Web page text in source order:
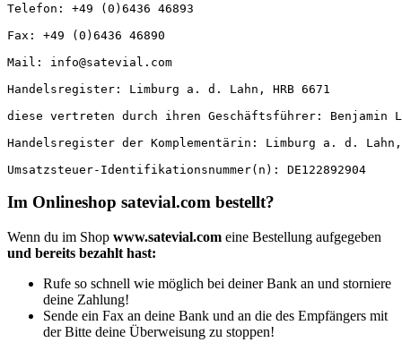
Telefon: +49 (0)6436 46893
Fax: +49 (0)6436 46890
Mail: info@satevial.com
Handelsregister: Limburg a. d. Lahn, HRB 6671
diese vertreten durch ihren Geschäftsführer: Benjamin
Handelsregister der Komplementärin: Limburg a. d. Lahn,
Umsatzsteuer-Identifikationsnummer(n): DE122892904
Im Onlineshop satevial.com bestellt?
Wenn du im Shop www.satevial.com eine Bestellung aufgegeben
und bereits bezahlt hast:
Rufe so schnell wie möglich bei deiner Bank an und storniere
deine Zahlung!
Sende ein Fax an deine Bank und an die des Empfängers mit
der Bitte deine Überweisung zu stoppen!